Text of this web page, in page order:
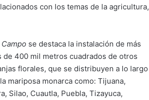
con los temas de la agricultura,
se destaca la instalación de más
400 mil metros cuadrados de otros
florales, que se distribuyen a lo largo
mariposa monarca como: Tijuana,
Silao, Cuautla, Puebla, Tizayuca,